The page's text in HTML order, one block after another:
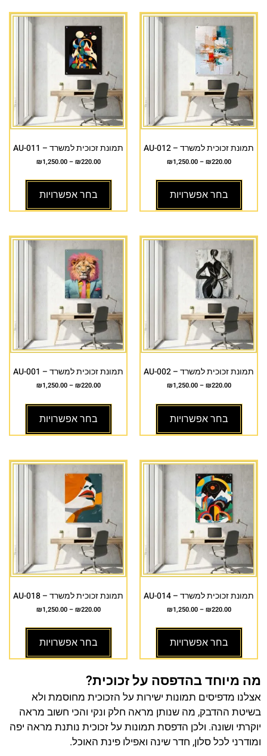
תמונת זכוכית למשרד – AU-012
₪220.00
–
₪1,250.00
בחר אפשרויות
תמונת זכוכית למשרד – AU-011
₪220.00
–
₪1,250.00
בחר אפשרויות
תמונת זכוכית למשרד – AU-002
₪220.00
–
₪1,250.00
בחר אפשרויות
תמונת זכוכית למשרד – AU-001
₪220.00
–
₪1,250.00
בחר אפשרויות
תמונת זכוכית למשרד – AU-014
₪220.00
–
₪1,250.00
בחר אפשרויות
תמונת זכוכית למשרד – AU-018
₪220.00
–
₪1,250.00
בחר אפשרויות
מה מיוחד בהדפסה על זכוכית?
אצלנו מדפיסים תמונות ישירות על הזכוכית מחוסמת ולא
בשיטת ההדבק, מה שנותן מראה חלק ונקי והכי חשוב מראה
יוקרתי ושונה. ולכן הדפסת תמונות על זכוכית נותנת מראה יפה
ומודרני לכל סלון, חדר שינה ואפילו פינת האוכל.